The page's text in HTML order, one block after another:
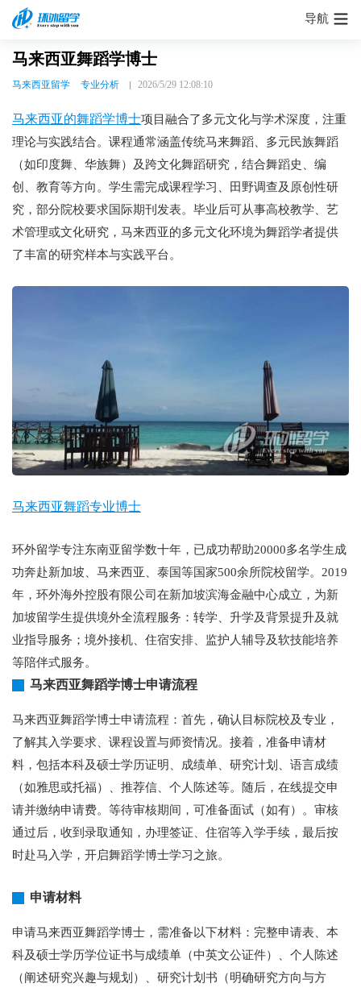
导航
马来西亚舞蹈学博士
马来西亚留学 专业分析 2026/5/29 12:08:10
马来西亚的舞蹈学博士项目融合了多元文化与学术深度，注重
理论与实践结合。课程通常涵盖传统马来舞蹈、多元民族舞蹈
（如印度舞、华族舞）及跨文化舞蹈研究，结合舞蹈史、编
创、教育等方向。学生需完成课程学习、田野调查及原创性研
究，部分院校要求国际期刊发表。毕业后可从事高校教学、艺
术管理或文化研究，马来西亚的多元文化环境为舞蹈学者提供
了丰富的研究样本与实践平台。
马来西亚舞蹈专业博士
环外留学专注东南亚留学数十年，已成功帮助20000多名学生成
功奔赴新加坡、马来西亚、泰国等国家500余所院校留学。2019
年，环外海外控股有限公司在新加坡滨海金融中心成立，为新
加坡留学生提供境外全流程服务：转学、升学及背景提升及就
业指导服务；境外接机、住宿安排、监护人辅导及软技能培养
等陪伴式服务。
马来西亚舞蹈学博士申请流程
马来西亚舞蹈学博士申请流程：首先，确认目标院校及专业，
了解其入学要求、课程设置与师资情况。接着，准备申请材
料，包括本科及硕士学历证明、成绩单、研究计划、语言成绩
（如雅思或托福）、推荐信、个人陈述等。随后，在线提交申
请并缴纳申请费。等待审核期间，可准备面试（如有）。审核
通过后，收到录取通知，办理签证、住宿等入学手续，最后按
时赴马入学，开启舞蹈学博士学习之旅。
申请材料
申请马来西亚舞蹈学博士，需准备以下材料：完整申请表、本
科及硕士学历学位证书与成绩单（中英文公证件）、个人陈述
（阐述研究兴趣与规划）、研究计划书（明确研究方向与方